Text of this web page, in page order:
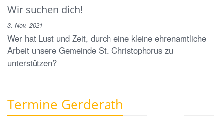
Wir suchen dich!
3. Nov. 2021
Wer hat Lust und Zeit, durch eine kleine ehrenamtliche
Arbeit unsere Gemeinde St. Christophorus zu
unterstützen?
Termine Gerderath